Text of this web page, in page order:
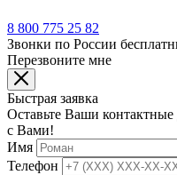
8 800 775 25 82
Звонки по России
Перезвоните мне
Быстрая заявка
Оставьте Ваши
с Вами!
Имя
Телефон